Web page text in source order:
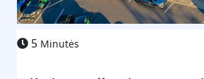
5 Minutės